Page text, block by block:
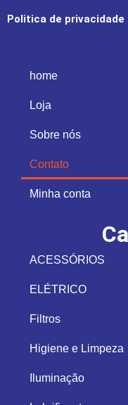
Politica de privacidade
home
Loja
Sobre nós
Contato
Minha conta
ACESSÓRIOS
ELÉTRICO
Filtros
Higiene e Limpeza
Iluminação